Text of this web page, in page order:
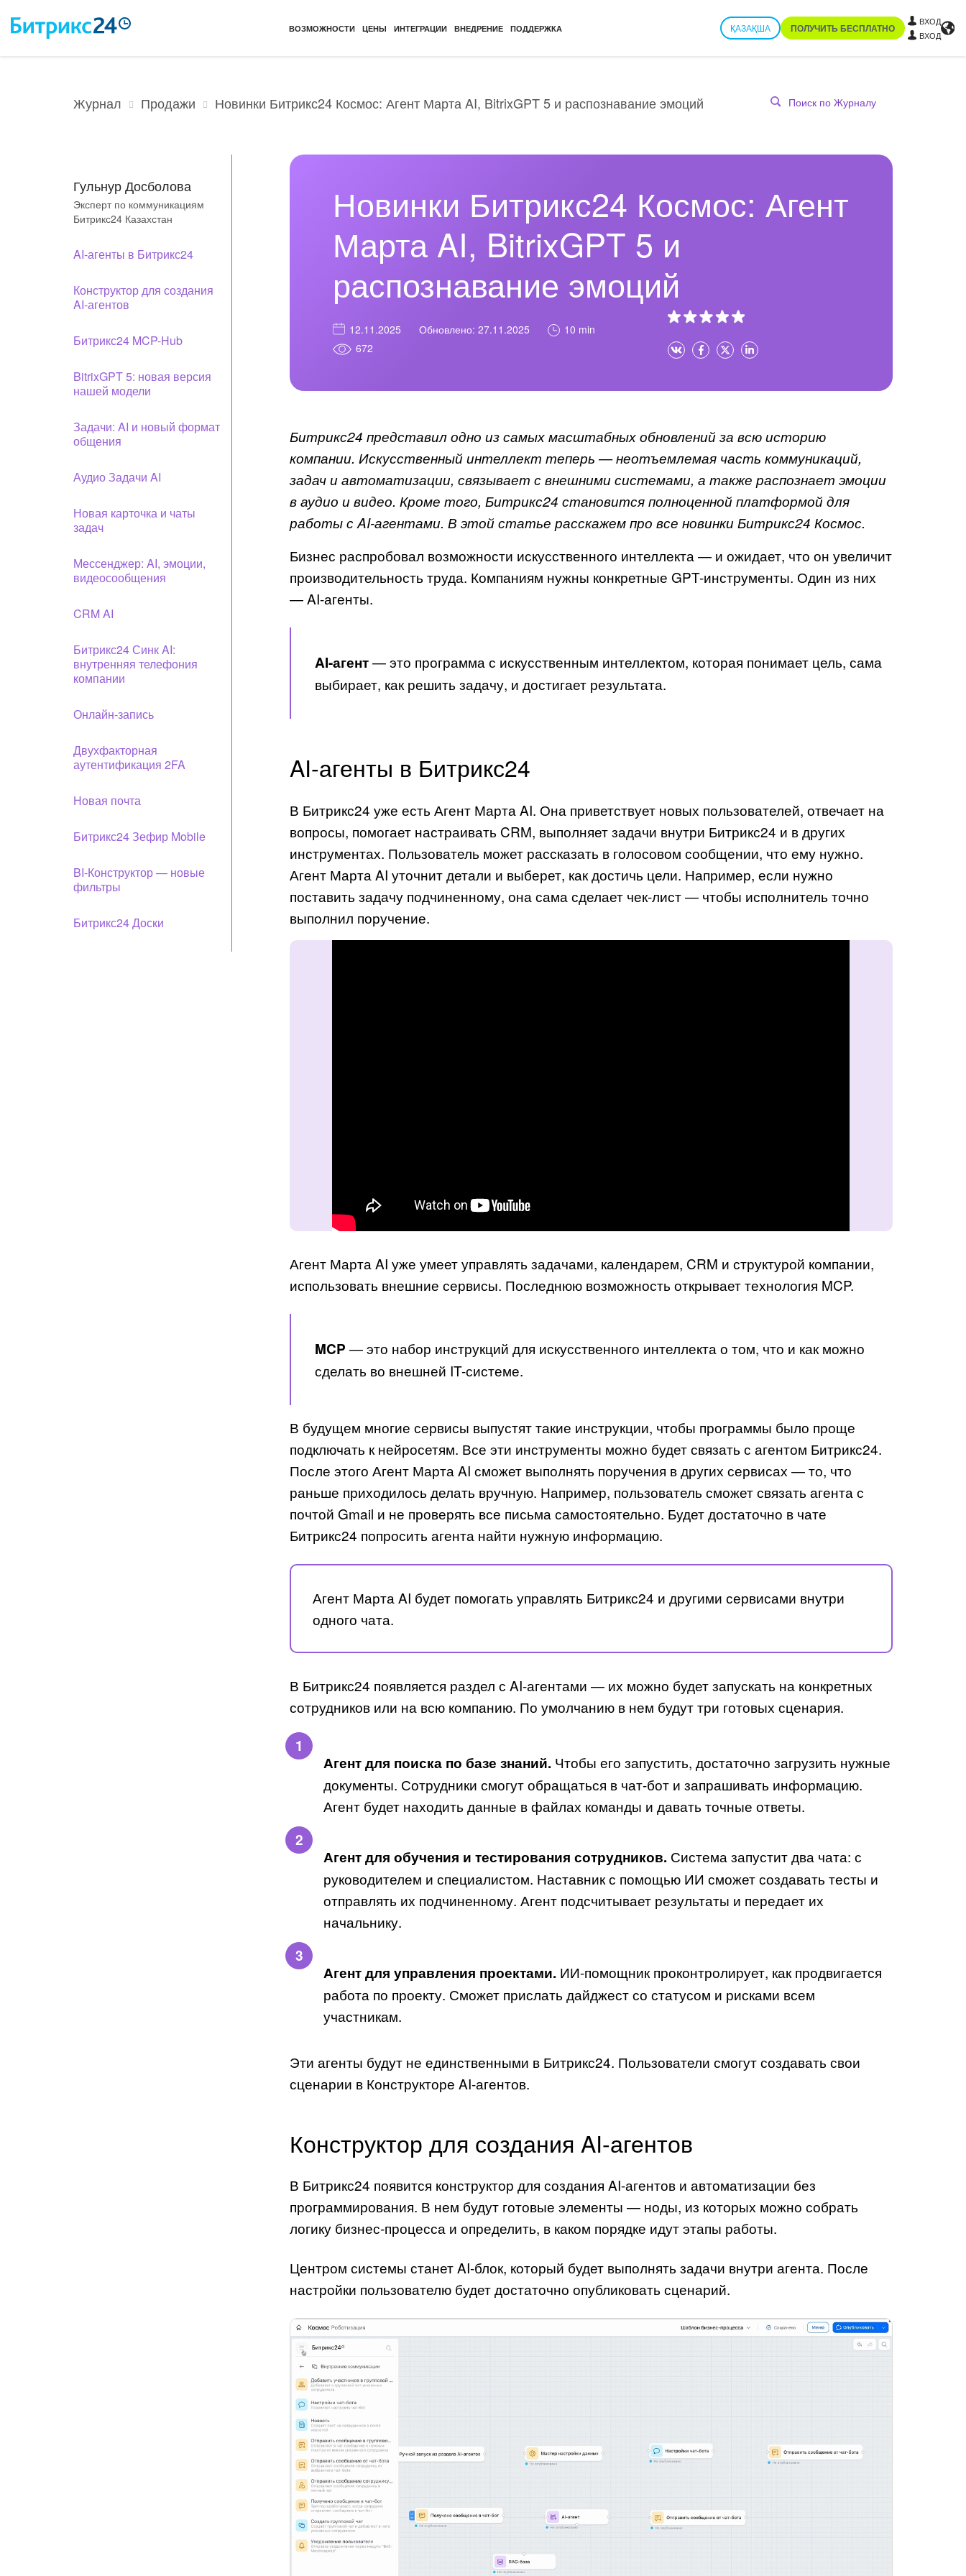
ВОЗМОЖНОСТИ ЦЕНЫ ИНТЕГРАЦИИ ВНЕДРЕНИЕ ПОДДЕРЖКА ҚАЗАҚША ПОЛУЧИТЬ БЕСПЛАТНО
ВХОД
ВХОД
Журнал Продажи Новинки Битрикс24 Космос: Агент Марта AI, BitrixGPT 5 и распознавание эмоций
Гульнур Досболова
Эксперт по коммуникациям
Битрикс24 Казахстан
AI-агенты в Битрикс24
Конструктор для создания
AI-агентов
Битрикс24 MCP-Hub
BitrixGPT 5: новая версия
нашей модели
Задачи: AI и новый формат
общения
Аудио Задачи AI
Новая карточка и чаты
задач
Мессенджер: AI, эмоции,
видеосообщения
CRM AI
Битрикс24 Синк AI:
внутренняя телефония
компании
Онлайн-запись
Двухфакторная
аутентификация 2FA
Новая почта
Битрикс24 Зефир Mobile
BI-Конструктор — новые
фильтры
Битрикс24 Доски
Новинки Битрикс24 Космос: Агент
Марта AI, BitrixGPT 5 и
распознавание эмоций
12.11.2025 Обновлено: 27.11.2025
10 min
672
Битрикс24 представил одно из самых масштабных обновлений за всю историю
компании. Искусственный интеллект теперь — неотъемлемая часть коммуникаций,
задач и автоматизации, связывает с внешними системами, а также распознает эмоции
в аудио и видео. Кроме того, Битрикс24 становится полноценной платформой для
работы с AI-агентами. В этой статье расскажем про все новинки Битрикс24 Космос.
Бизнес распробовал возможности искусственного интеллекта — и ожидает, что он увеличит
производительность труда. Компаниям нужны конкретные GPT-инструменты. Один из них
— AI-агенты.
AI-агент— это программа с искусственным интеллектом, которая понимает цель, сама
выбирает, как решить задачу, и достигает результата.
AI-агенты в Битрикс24
В Битрикс24 уже есть Агент Марта AI. Она приветствует новых пользователей, отвечает на
вопросы, помогает настраивать CRM, выполняет задачи внутри Битрикс24 и в других
инструментах. Пользователь может рассказать в голосовом сообщении, что ему нужно.
Агент Марта AI уточнит детали и выберет, как достичь цели. Например, если нужно
поставить задачу подчиненному, она сама сделает чек-лист — чтобы исполнитель точно
выполнил поручение.
Агент Марта AI уже умеет управлять задачами, календарем, CRM и структурой компании,
использовать внешние сервисы. Последнюю возможность открывает технология MCP.
MCP — это набор инструкций для искусственного интеллекта о том, что и как можно
сделать во внешней IT-системе.
В будущем многие сервисы выпустят такие инструкции, чтобы программы было проще
подключать к нейросетям. Все эти инструменты можно будет связать с агентом Битрикс24.
После этого Агент Марта AI сможет выполнять поручения в других сервисах — то, что
раньше приходилось делать вручную. Например, пользователь сможет связать агента с
почтой Gmail и не проверять все письма самостоятельно. Будет достаточно в чате
Битрикс24 попросить агента найти нужную информацию.
Агент Марта AI будет помогать управлять Битрикс24 и другими сервисами внутри
одного чата.
В Битрикс24 появляется раздел с AI-агентами — их можно будет запускать на конкретных
сотрудников или на всю компанию. По умолчанию в нем будут три готовых сценария.
Агент для поиска по базе знаний. Чтобы его запустить, достаточно загрузить нужные
документы. Сотрудники смогут обращаться в чат-бот и запрашивать информацию.
Агент будет находить данные в файлах команды и давать точные ответы.
Агент для обучения и тестирования сотрудников. Система запустит два чата: с
руководителем и специалистом. Наставник с помощью ИИ сможет создавать тесты и
отправлять их подчиненному. Агент подсчитывает результаты и передает их
начальнику.
Агент для управления проектами. ИИ-помощник проконтролирует, как продвигается
работа по проекту. Сможет прислать дайджест со статусом и рисками всем
участникам.
Эти агенты будут не единственными в Битрикс24. Пользователи смогут создавать свои
сценарии в Конструкторе AI-агентов.
Конструктор для создания AI-агентов
В Битрикс24 появится конструктор для создания AI-агентов и автоматизации без
программирования. В нем будут готовые элементы — ноды, из которых можно собрать
логику бизнес-процесса и определить, в каком порядке идут этапы работы.
Центром системы станет AI-блок, который будет выполнять задачи внутри агента. После
настройки пользователю будет достаточно опубликовать сценарий.